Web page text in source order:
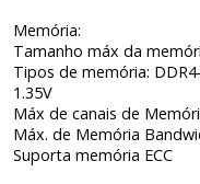
Memória:
Tamanho máx da
Tipos de memória:
1.35V
Máx de canais de
Máx. de Memória
Suporta memória ECC